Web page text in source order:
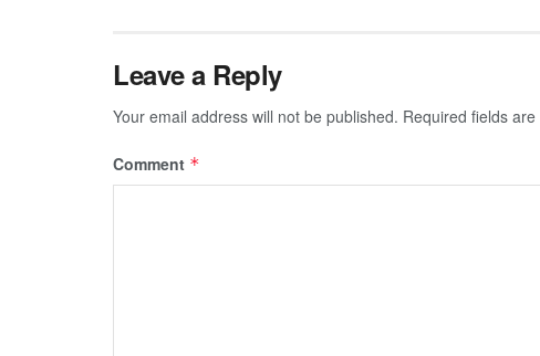
Leave a Reply
Your email address will not be published. Required fields
Comment *